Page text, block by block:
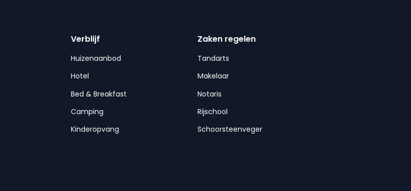
Verblijf
Huizenaanbod
Hotel
Bed & Breakfast
Camping
Kinderopvang
Zaken regelen
Tandarts
Makelaar
Notaris
Rijschool
Schoorsteenveger